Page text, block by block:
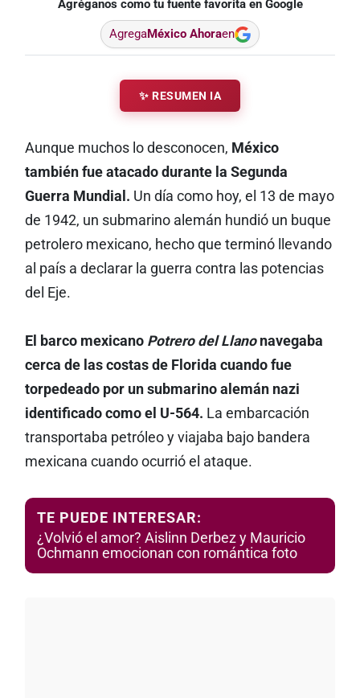
Agréganos como tu fuente favorita en Google
AgregaMéxico Ahoraen
✨ RESUMEN IA
Aunque muchos lo desconocen, México
también fue atacado durante la Segunda
Guerra Mundial. Un día como hoy, el 13 de mayo
de 1942, un submarino alemán hundió un buque
petrolero mexicano, hecho que terminó llevando
al país a declarar la guerra contra las potencias
del Eje.
El barco mexicano Potrero del Llanonavegaba
cerca de las costas de Florida cuando fue
torpedeado por un submarino alemán nazi
identificado como el U-564. La embarcación
transportaba petróleo y viajaba bajo bandera
mexicana cuando ocurrió el ataque.
TE PUEDE INTERESAR:
¿Volvió el amor? Aislinn Derbez y Mauricio
Ochmann emocionan con romántica foto